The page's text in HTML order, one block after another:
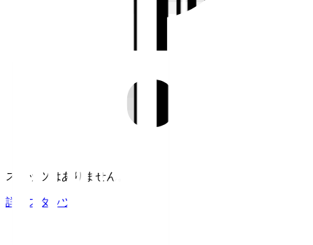
スタッツはありません。
詳細スタッツ